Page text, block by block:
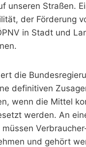
unseren Straßen.
der Förderung
in Stadt und
die
definitiven
wenn die Mittel
werden. An
und gehört